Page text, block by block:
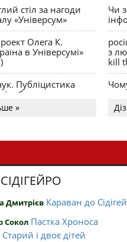
стіл за нагоди
«Універсум»
Олега К.
в Універсумі»
Публіцистика
табу
»
Чи
з
kill
Дмитрієв Караван до
Сокол Пастка Хроноса
Старий і двоє дітей